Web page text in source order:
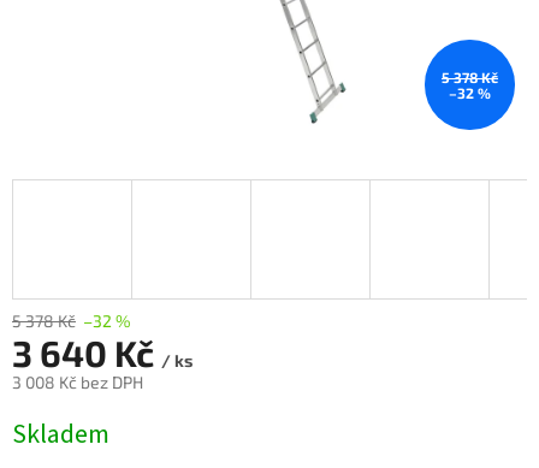
5 378 Kč
–32 %
5 378 Kč –32 %
3 640 Kč / ks
3 008 Kč bez DPH
cena:
Skladem